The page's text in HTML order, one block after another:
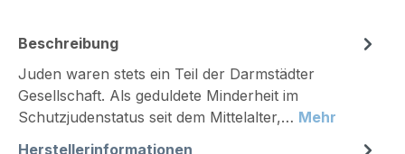
Beschreibung
Juden waren stets ein Teil der Darmstädter
Gesellschaft. Als geduldete Minderheit im
Schutzjudenstatus seit dem Mittelalter,… Mehr
Herstellerinformationen